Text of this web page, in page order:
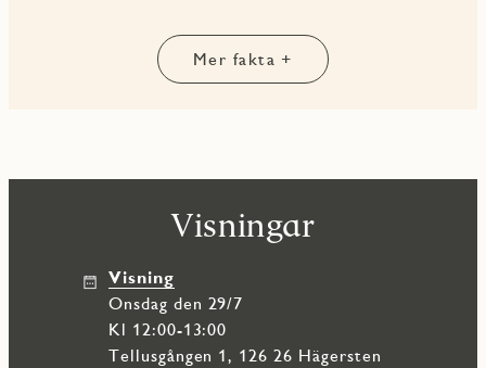
mycket tack vare Konstfack som satt sin tydliga prägel på
kvarteren. Det märks i allt från arkitektur till caféutbud och
den levande atmosfären runt torget. Runt Telefonplan finns
service du behöver inom bekvämt avstånd: matbutiker, gym,
Dessutom ligger populära Svandammsparken en kort
promenad bort – perfekt för både träning, lek och
Det här är helt enkelt ett område för dig som vill kombinera
stadens tempo med en mer avslappnad och kreativ livsstil –
med allt inom räckhåll.
Mer fakta +
Visningar
Visning
onsdag den 29/7
Kl 12:00-13:00
Tellusgången 1, 126 26 Hägersten